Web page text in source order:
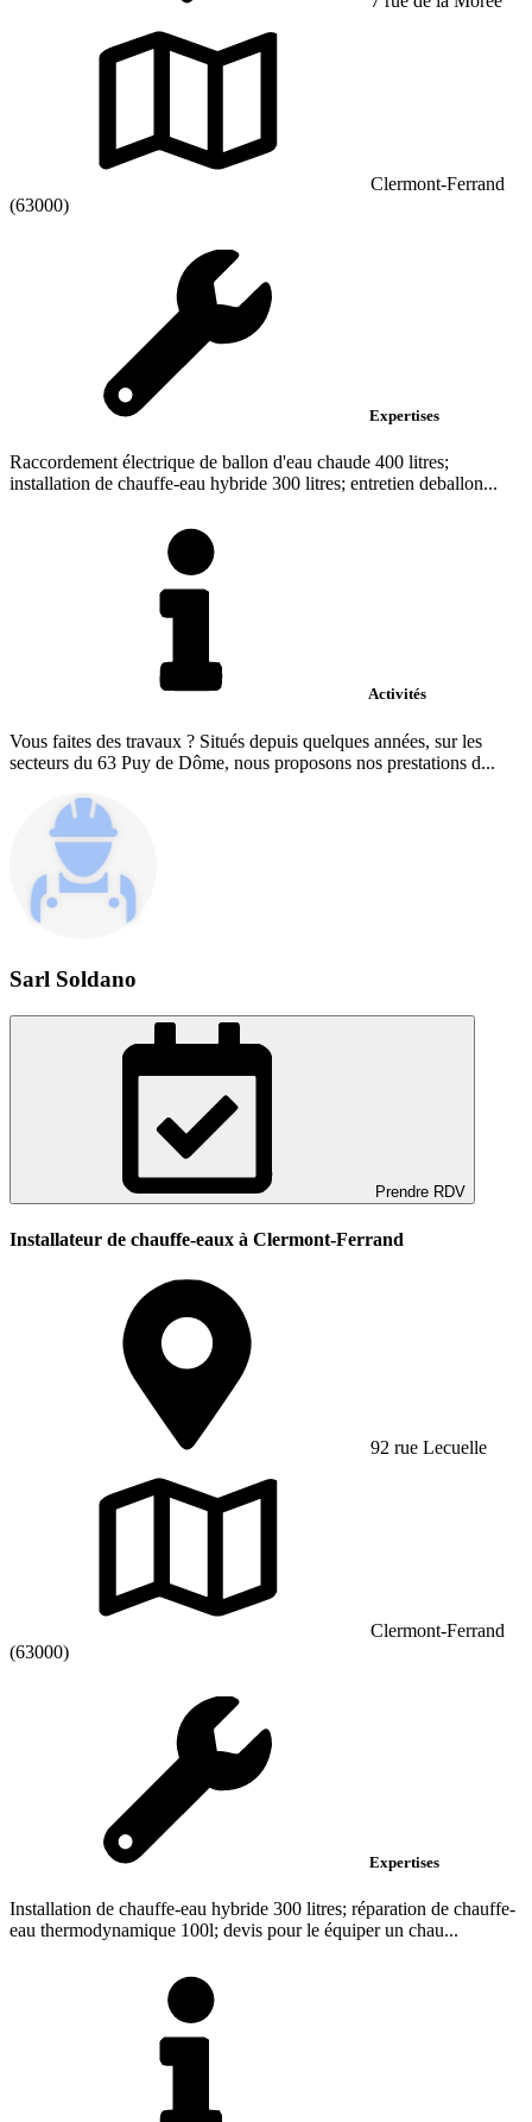
Clermont-Ferrand
(63000)
Expertises
Raccordement électrique de ballon d'eau chaude 400 litres;
installation de chauffe-eau hybride 300 litres; entretien deballon...
Activités
Vous faites des travaux ? Situés depuis quelques années, sur les
secteurs du 63 Puy de Dôme, nous proposons nos prestations d...
Sarl Soldano
Prendre RDV
Installateur de chauffe-eaux à Clermont-Ferrand
92 rue Lecuelle
Clermont-Ferrand
(63000)
Expertises
Installation de chauffe-eau hybride 300 litres; réparation de chauffe-
eau thermodynamique 100l; devis pour le équiper un chau...